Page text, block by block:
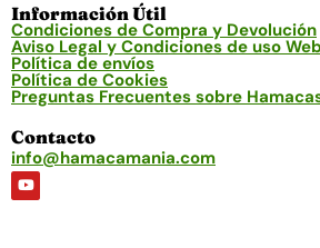
Información Útil
Condiciones de Compra y Devolución
Aviso Legal y Condiciones de uso Web
Política de envíos
Política de Cookies
Preguntas Frecuentes sobre
Contacto
info@hamacamania.com